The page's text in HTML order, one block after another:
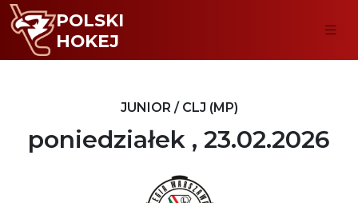
POLSKI
HOKEJ
JUNIOR / CLJ (MP)
poniedziałek , 23.02.2026